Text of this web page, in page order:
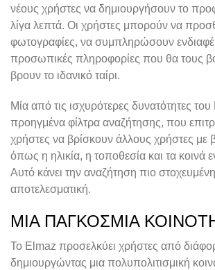
νέους χρήστες να δημιουργήσουν το
λίγα λεπτά. Οι χρήστες μπορούν να
φωτογραφίες, να συμπληρώσουν
προσωπικές πληροφορίες που θα τους
βρουν το ιδανικό ταίρι.
Μία από τις ισχυρότερες δυνατότητες του
προηγμένα φίλτρα αναζήτησης, που
χρήστες να βρίσκουν άλλους χρήστες με
όπως η ηλικία, η τοποθεσία και τα κοινά
Αυτό κάνει την αναζήτηση πιο
αποτελεσματική.
ΜΙΑ ΠΑΓΚΌΣΜΙΑ
Το Elmaz προσελκύει χρήστες από
δημιουργώντας μια πολυπολιτισμική